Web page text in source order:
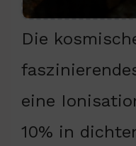
Die
eine
10% in